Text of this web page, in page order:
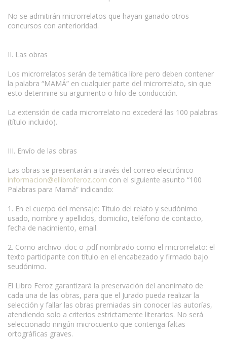
No se admitirán microrrelatos que hayan ganado otros
concursos con anterioridad.
II. Las obras
Los microrrelatos serán de temática libre pero deben contener
la palabra “MAMÁ” en cualquier parte del microrrelato, sin que
esto determine su argumento o hilo de conducción.
La extensión de cada microrrelato no excederá las 100 palabras
(título incluido).
III. Envío de las obras
Las obras se presentarán a través del correo electrónico
informacion@ellibroferoz.com con el siguiente asunto “100
Palabras para Mamá” indicando:
1. En el cuerpo del mensaje: Título del relato y seudónimo
usado, nombre y apellidos, domicilio, teléfono de contacto,
fecha de nacimiento, email.
2. Como archivo .doc o .pdf nombrado como el microrrelato: el
texto participante con título en el encabezado y firmado bajo
seudónimo.
El Libro Feroz garantizará la preservación del anonimato de
cada una de las obras, para que el Jurado pueda realizar la
selección y fallar las obras premiadas sin conocer las autorías,
atendiendo solo a criterios estrictamente literarios. No será
seleccionado ningún microcuento que contenga faltas
ortográficas graves.